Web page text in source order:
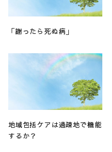
「謝ったら死ぬ病」
地域包括ケアは過疎地で機能
するか？